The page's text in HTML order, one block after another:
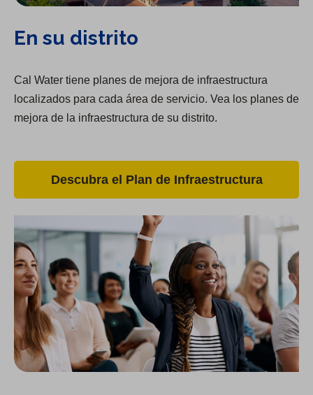
En su distrito
Cal Water tiene planes de mejora de infraestructura
localizados para cada área de servicio. Vea los planes de
mejora de la infraestructura de su distrito.
Descubra el Plan de Infraestructura